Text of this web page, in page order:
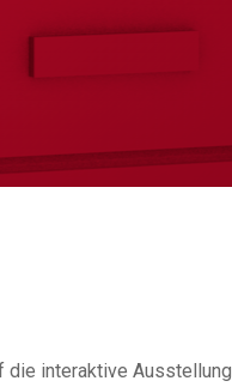
die interaktive Ausstellung